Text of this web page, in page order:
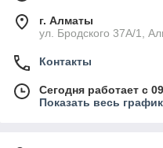
г. Алматы
ул. Бродского 37А/1,
Контакты
Сегодня работает с
Показать весь